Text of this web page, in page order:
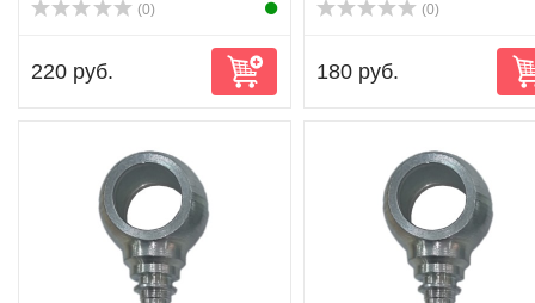
(0)
220 руб.
(0)
180 руб.